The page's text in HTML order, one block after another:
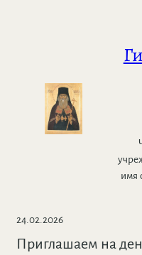
имя
24.02.2026
Приглашаем на